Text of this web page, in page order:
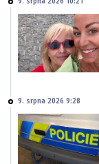
9. srpna 2026 9:28